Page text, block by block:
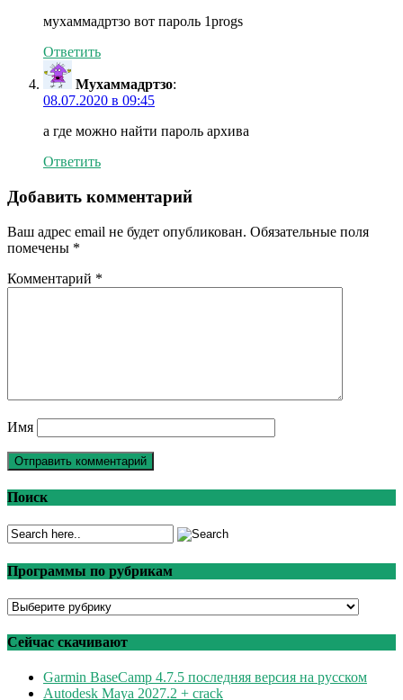
мухаммадртзо вот пароль 1progs
Ответить
Мухаммадртзо:
08.07.2020 в 09:45
а где можно найти пароль архива
Ответить
Добавить комментарий
Ваш адрес email не будет опубликован. Обязательные поля
помечены *
Комментарий *
Имя
Поиск
Программы по рубрикам
Программы
рубрикам
Сейчас скачивают
Garmin BaseCamp 4.7.5 последняя версия на русском
Autodesk Maya 2027.2 + crack